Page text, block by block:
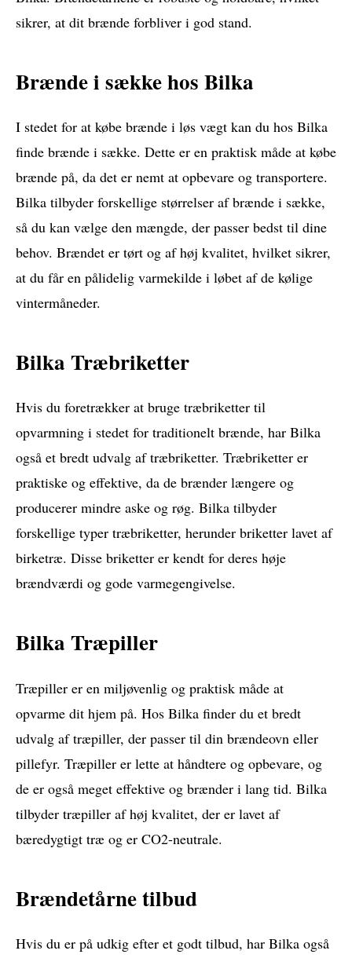
sikrer, at dit brænde forbliver i god stand.
Brænde i sække hos Bilka
I stedet for at købe brænde i løs vægt kan du hos Bilka
finde brænde i sække. Dette er en praktisk måde at købe
brænde på, da det er nemt at opbevare og transportere.
Bilka tilbyder forskellige størrelser af brænde i sække,
så du kan vælge den mængde, der passer bedst til dine
behov. Brændet er tørt og af høj kvalitet, hvilket sikrer,
at du får en pålidelig varmekilde i løbet af de kølige
vintermåneder.
Bilka Træbriketter
Hvis du foretrækker at bruge træbriketter til
opvarmning i stedet for traditionelt brænde, har Bilka
også et bredt udvalg af træbriketter. Træbriketter er
praktiske og effektive, da de brænder længere og
producerer mindre aske og røg. Bilka tilbyder
forskellige typer træbriketter, herunder briketter lavet af
birketræ. Disse briketter er kendt for deres høje
brændværdi og gode varmegengivelse.
Bilka Træpiller
Træpiller er en miljøvenlig og praktisk måde at
opvarme dit hjem på. Hos Bilka finder du et bredt
udvalg af træpiller, der passer til din brændeovn eller
pillefyr. Træpiller er lette at håndtere og opbevare, og
de er også meget effektive og brænder i lang tid. Bilka
tilbyder træpiller af høj kvalitet, der er lavet af
bæredygtigt træ og er CO2-neutrale.
Brændetårne tilbud
Hvis du er på udkig efter et godt tilbud, har Bilka også